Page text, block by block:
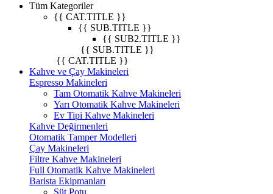
Tüm Kategoriler
{{ CAT.TITLE }}
{{ SUB.TITLE }}
{{ SUB2.TITLE }}
{{ SUB.TITLE }}
{{ CAT.TITLE }}
Kahve ve Çay Makineleri
Espresso Makineleri
Tam Otomatik Kahve Makineleri
Yarı Otomatik Kahve Makineleri
Ev Tipi Kahve Makineleri
Kahve Değirmenleri
Otomatik Tamper Modelleri
Çay Makineleri
Filtre Kahve Makineleri
Full Otomatik Kahve Makineleri
Barista Ekipmanları
Süt Potu